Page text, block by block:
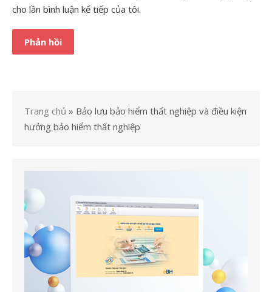
cho lần bình luận kế tiếp của tôi.
Trang chủ » Bảo lưu bảo hiểm thất nghiệp và điều kiện
hưởng bảo hiểm thất nghiệp